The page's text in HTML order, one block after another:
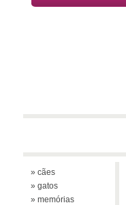
» cães
» gatos
» memórias